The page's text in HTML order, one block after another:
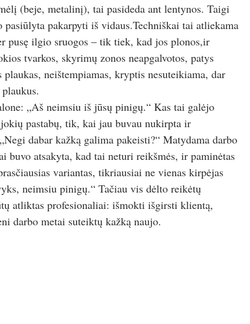
(beje, metalinį), tai pasideda ant lentynos. Taigi
pakarpyti iš vidaus.Techniškai tai atliekama
pusę ilgio sruogos – tik tiek, kad jos plonos,ir
tvarkos, skyrimų zonos neapgalvotos, patys
neištempiamas, kryptis nesuteikiama, dar
„Aš neimsiu iš jūsų pinigų.“ Kas tai galėjo
pastabų, tik, kai jau buvau nukirpta ir
dabar kažką galima pakeisti?“ Matydama darbo
buvo atsakyta, kad tai neturi reikšmės, ir paminėtas
variantas, tikriausiai ne vienas kirpėjas
neimsiu pinigų.“ Tačiau vis dėlto reikėtų
atliktas profesionaliai: išmokti išgirsti klientą,
darbo metai suteiktų kažką naujo.